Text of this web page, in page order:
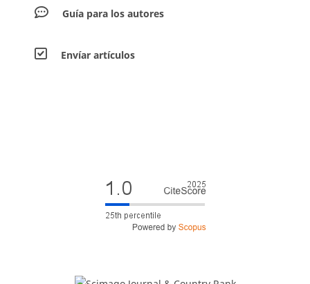
Guía para los autores
Envíar artículos